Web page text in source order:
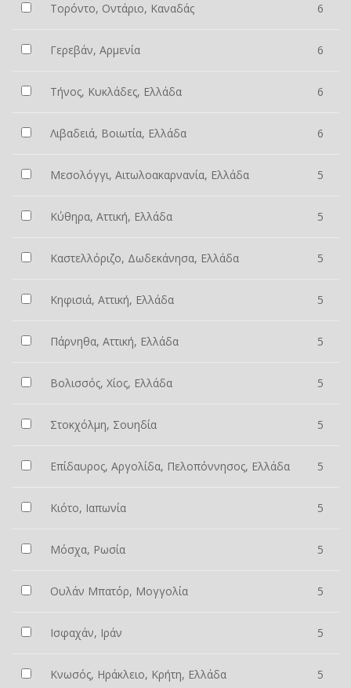
Τορόντο, Οντάριο, Καναδάς 6
Γερεβάν, Αρμενία 6
Τήνος, Κυκλάδες, Ελλάδα 6
Λιβαδειά, Βοιωτία, Ελλάδα 6
Μεσολόγγι, Αιτωλοακαρνανία, Ελλάδα 5
Κύθηρα, Αττική, Ελλάδα 5
Καστελλόριζο, Δωδεκάνησα, Ελλάδα 5
Κηφισιά, Αττική, Ελλάδα 5
Πάρνηθα, Αττική, Ελλάδα 5
Βολισσός, Χίος, Ελλάδα 5
Στοκχόλμη, Σουηδία 5
Επίδαυρος, Αργολίδα, Πελοπόννησος, Ελλάδα 5
Κιότο, Ιαπωνία 5
Μόσχα, Ρωσία 5
Ουλάν Μπατόρ, Μογγολία 5
Ισφαχάν, Ιράν 5
Κνωσός, Ηράκλειο, Κρήτη, Ελλάδα 5